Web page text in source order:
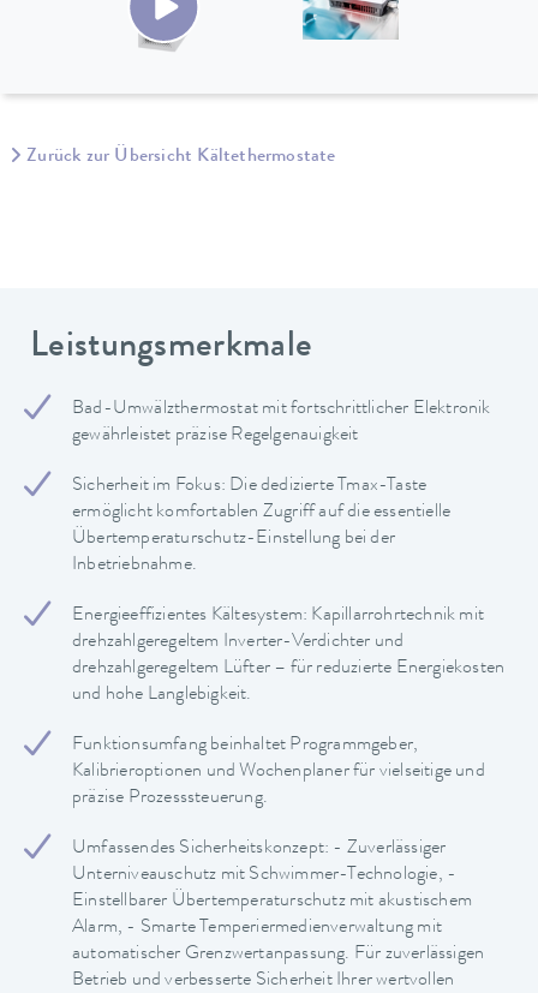
Zurück zur Übersicht Kältethermostate
Leistungsmerkmale
Bad-Umwälzthermostat mit fortschrittlicher Elektronik
gewährleistet präzise Regelgenauigkeit
Sicherheit im Fokus: Die dedizierte Tmax-Taste
ermöglicht komfortablen Zugriff auf die essentielle
Übertemperaturschutz-Einstellung bei der
Inbetriebnahme.
Energieeffizientes Kältesystem: Kapillarrohrtechnik mit
drehzahlgeregeltem Inverter-Verdichter und
drehzahlgeregeltem Lüfter – für reduzierte Energiekosten
und hohe Langlebigkeit.
Funktionsumfang beinhaltet Programmgeber,
Kalibrieroptionen und Wochenplaner für vielseitige und
präzise Prozesssteuerung.
Umfassendes Sicherheitskonzept: - Zuverlässiger
Unterniveauschutz mit Schwimmer-Technologie, -
Einstellbarer Übertemperaturschutz mit akustischem
Alarm, - Smarte Temperiermedienverwaltung mit
automatischer Grenzwertanpassung. Für zuverlässigen
Betrieb und verbesserte Sicherheit Ihrer wertvollen